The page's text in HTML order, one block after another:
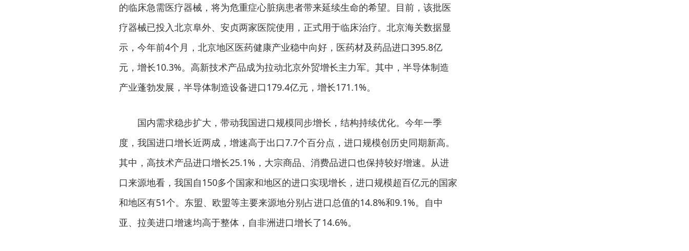
的临床急需医疗器械，将为危重症心脏病患者带来延续生命的希望。目前，该批医
疗器械已投入北京阜外、安贞两家医院使用，正式用于临床治疗。北京海关数据显
示，今年前4个月，北京地区医药健康产业稳中向好，医药材及药品进口395.8亿
元，增长10.3%。高新技术产品成为拉动北京外贸增长主力军。其中，半导体制造
产业蓬勃发展，半导体制造设备进口179.4亿元，增长171.1%。
国内需求稳步扩大，带动我国进口规模同步增长，结构持续优化。今年一季
度，我国进口增长近两成，增速高于出口7.7个百分点，进口规模创历史同期新高。
其中，高技术产品进口增长25.1%，大宗商品、消费品进口也保持较好增速。从进
口来源地看，我国自150多个国家和地区的进口实现增长，进口规模超百亿元的国家
和地区有51个。东盟、欧盟等主要来源地分别占进口总值的14.8%和9.1%。自中
亚、拉美进口增速均高于整体，自非洲进口增长了14.6%。